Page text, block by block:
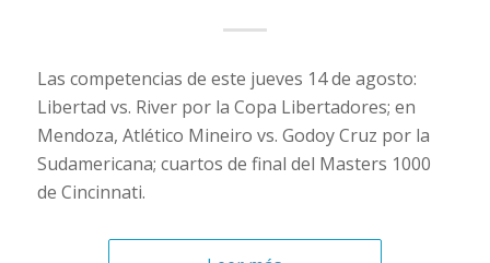
Las competencias de este jueves 14 de agosto:
Libertad vs. River por la Copa Libertadores; en
Mendoza, Atlético Mineiro vs. Godoy Cruz por la
Sudamericana; cuartos de final del Masters 1000
de Cincinnati.